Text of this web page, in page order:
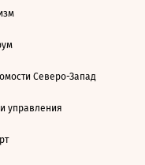
Северо-Запад
управления